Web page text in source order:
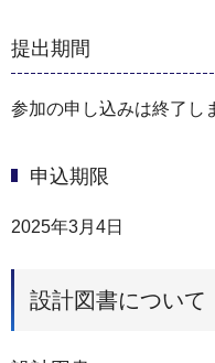
提出期間
参加の申し込みは終了し
申込期限
2025年3月4日
設計図書について